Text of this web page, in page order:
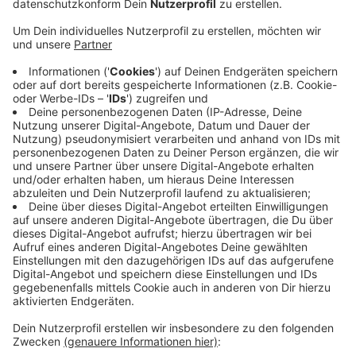
Anlass ist der Tag der Arbeit am Montag. Hendrik
Wüst wird heute Abend in der Red Box am Nordpark
vor rund 500 Vertretern von Gewerkschaften eine
Rede halten. Auch der Minister für Arbeit, Gesundheit
und Soziales, Karl-Josef Laumann und die Vorsitzende
des DGB-Landesbezirks werden am
Arbeitnehmerempfang in Mönchengladbach
teilnehmen und sprechen. Der Arbeitnehmerempfang
der Landesregierung findet seit Mitte der achtziger
Jahre jedes Jahr statt.